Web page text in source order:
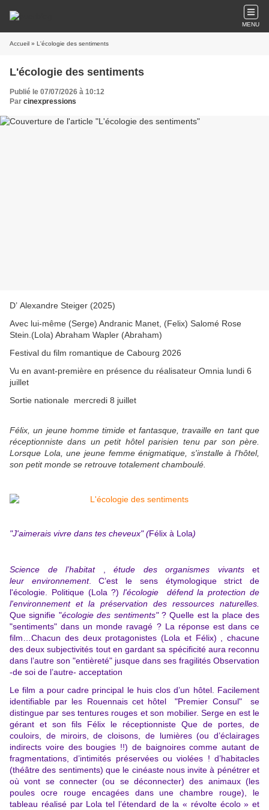
MENU
Accueil » L'écologie des sentiments
L'écologie des sentiments
Publié le 07/07/2026 à 10:12
Par cinexpressions
D’ Alexandre Steiger (2025)
Avec lui-même (Serge) Andranic Manet, (Felix) Salomé Rose
Stein.(Lola) Abraham Wapler (Abraham)
Festival du film romantique de Cabourg 2026
Vu en avant-première en présence du réalisateur Omnia lundi 6
juillet
Sortie nationale mercredi 8 juillet
Félix, un jeune homme timide et fantasque, travaille en tant que
réceptionniste dans un petit hôtel parisien tenu par son père.
Lorsque Lola, une jeune femme énigmatique, s'installe à l'hôtel,
son petit monde se retrouve totalement chamboulé.
"J'aimerais vivre dans tes cheveux" (Félix à Lola)
Science de l’habitat, étude des organismes vivantset
leur environnement. C’est le sens étymologique strict de
l'écologie. Politique (Lola ?)l'écologie défend la protection de
l'environnement et la préservation des ressources naturelles.
Que signifie "écologie des sentiments"? Quelle est la place des
"sentiments" dans un monde ravagé ? La réponse est dans ce
film…Chacun des deux protagonistes (Lola et Félix) , chacune
des deux subjectivités tout en gardant sa spécificité aura reconnu
dans l’autre son "entièreté" jusque dans ses fragilités Observation
-de soi de l’autre- acceptation
Le film a pour cadre principal le huis clos d’un hôtel. Facilement
identifiable par les Rouennais cet hôtel "Premier Consul" se
distingue par ses tentures rouges et son mobilier. Serge en est le
gérant et son fils Félix le réceptionniste Que de portes, de
couloirs, de miroirs, de cloisons, de lumières (ou d’éclairages
indirects voire des bougies !!) de baignoires comme autant de
fragmentations, d’intimités préservées ou violées ! d’habitacles
(théâtre des sentiments) que le cinéaste nous invite à pénétrer et
où vont se connecter (ou se déconnecter) des animaux (les
poules ocre rouge encagées dans une chambre rouge), le
tableau réalisé par Lola tel l’étendard de la « révolte écolo » et